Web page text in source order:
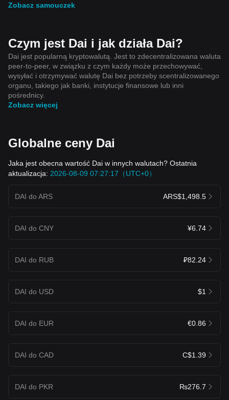
Zobacz samouczek
Czym jest Dai i jak działa Dai?
Dai jest popularną kryptowalutą. Jest to zdecentralizowana waluta
peer-to-peer, w związku z czym każdy może przechowywać,
wysyłać i otrzymywać walutę Dai bez potrzeby scentralizowanego
organu, takiego jak banki, instytucje finansowe lub inni
pośrednicy.
Zobacz więcej
Globalne ceny Dai
Jaka jest obecna wartość Dai w innych walutach? Ostatnia
aktualizacja: 2026-08-09 07:27:17（UTC+0）
DAI do ARS ARS$1,498.5
DAI do CNY ¥6.74
DAI do RUB ₽82.24
DAI do USD $1
DAI do EUR €0.86
DAI do CAD C$1.39
DAI do PKR ₨276.7